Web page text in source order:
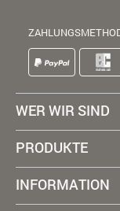
WER WIR SIND
PRODUKTE
INFORMATION